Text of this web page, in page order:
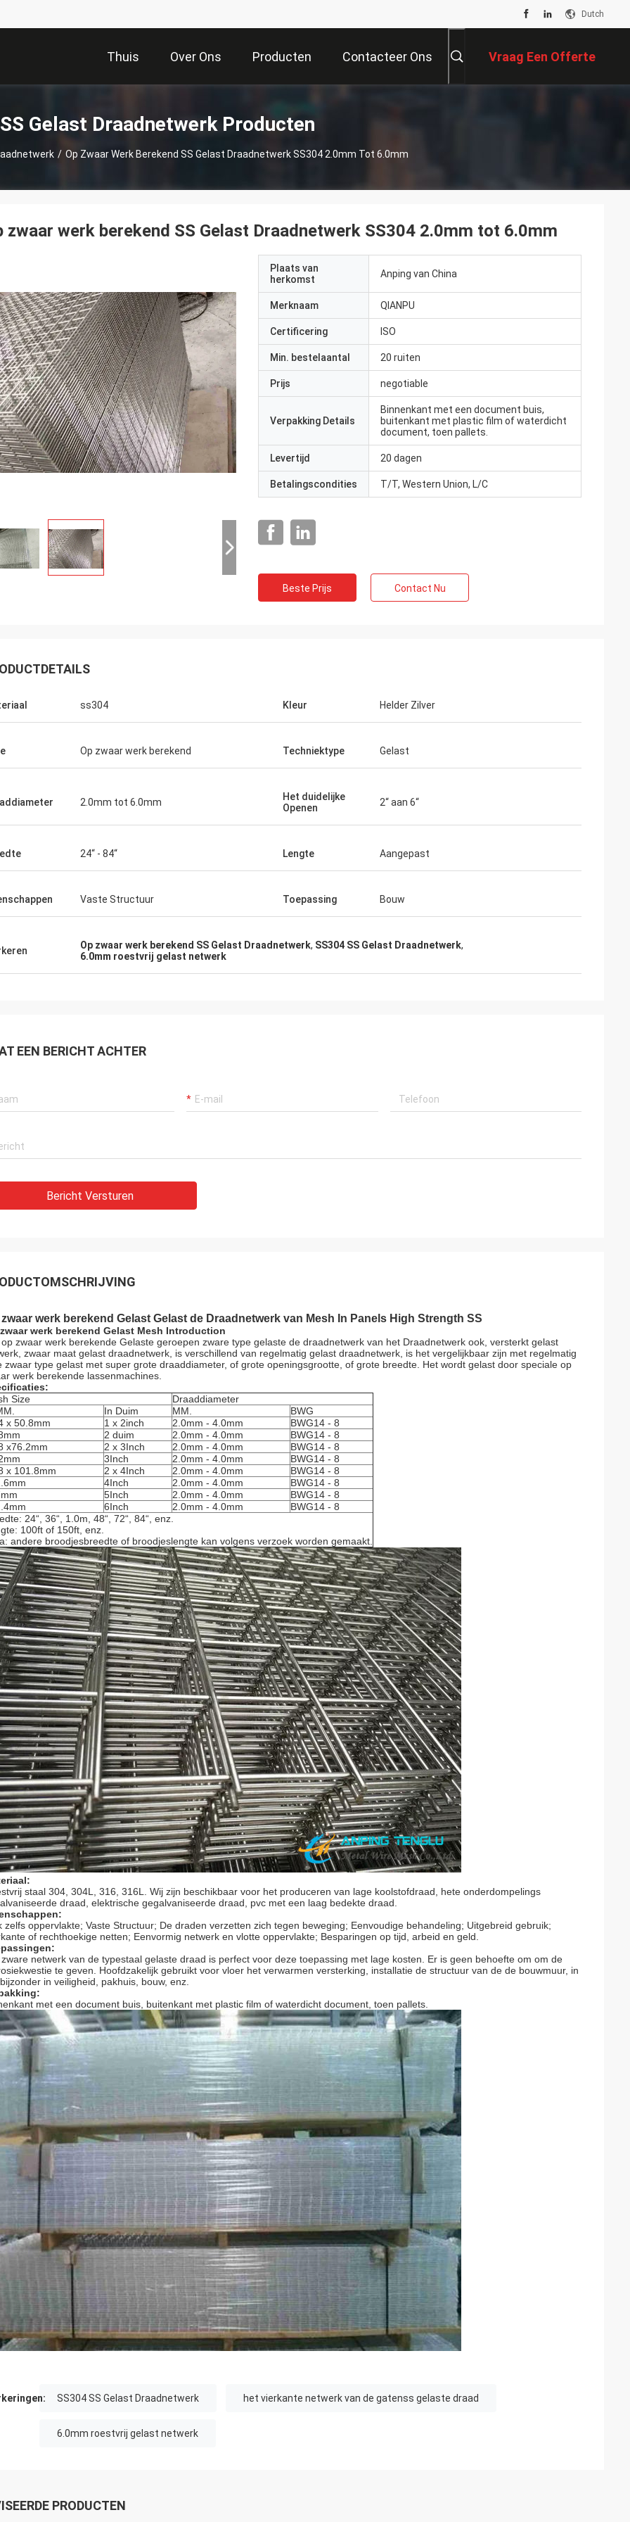
Dutch
Thuis Over Ons Producten Contacteer Ons Vraag Een Offerte
SS Gelast Draadnetwerk Producten
/ Op Zwaar Werk Berekend SS Gelast Draadnetwerk SS304 2.0mm Tot 6.0mm
zwaar werk berekend SS Gelast Draadnetwerk SS304 2.0mm tot 6.0mm
Plaats van
herkomst
Anping van China
Merknaam QIANPU
Certificering ISO
Min. bestelaantal 20 ruiten
Prijs negotiable
Verpakking Details
Binnenkant met een document buis,
buitenkant met plastic film of waterdicht
document, toen pallets.
Levertijd 20 dagen
Betalingscondities T/T, Western Union, L/C
Beste Prijs Contact Nu
ss304 Kleur Helder Zilver
Op zwaar werk berekend Techniektype Gelast
2.0mm tot 6.0mm
Het duidelijke
Openen
2“ aan 6“
24“ - 84“ Lengte Aangepast
Vaste Structuur Toepassing Bouw
Op zwaar werk berekend SS Gelast Draadnetwerk, SS304 SS Gelast Draadnetwerk,
6.0mm roestvrij gelast netwerk
EEN BERICHT ACHTER
Bericht Versturen
werk berekend Gelast Gelast de Draadnetwerk van Mesh In Panels High Strength SS
werk berekend Gelast Mesh Introduction
zwaar werk berekende Gelaste geroepen zware type gelaste de draadnetwerk van het Draadnetwerk ook, versterkt gelast
zwaar maat gelast draadnetwerk, is verschillend van regelmatig gelast draadnetwerk, is het vergelijkbaar zijn met regelmatig
zwaar type gelast met super grote draaddiameter, of grote openingsgrootte, of grote breedte. Het wordt gelast door speciale op
werk berekende lassenmachines.
Size
Draaddiameter
In Duim MM.
BWG
x 50.8mm
1 x 2inch 2.0mm - 4.0mm
BWG14 - 8
2 duim 2.0mm - 4.0mm
BWG14 - 8
x76.2mm
2 x 3Inch 2.0mm - 4.0mm
BWG14 - 8
3Inch 2.0mm - 4.0mm
BWG14 - 8
x 101.8mm
2 x 4Inch 2.0mm - 4.0mm
BWG14 - 8
4Inch 2.0mm - 4.0mm
BWG14 - 8
5Inch 2.0mm - 4.0mm
BWG14 - 8
6Inch 2.0mm - 4.0mm
BWG14 - 8
24“, 36“, 1.0m, 48“, 72“, 84“, enz.
100ft of 150ft, enz.
andere broodjesbreedte of broodjeslengte kan volgens verzoek worden gemaakt.
staal 304, 304L, 316, 316L. Wij zijn beschikbaar voor het produceren van lage koolstofdraad, hete onderdompelings
draad, elektrische gegalvaniseerde draad, pvc met een laag bedekte draad.
zelfs oppervlakte; Vaste Structuur; De draden verzetten zich tegen beweging; Eenvoudige behandeling; Uitgebreid gebruik;
of rechthoekige netten; Eenvormig netwerk en vlotte oppervlakte; Besparingen op tijd, arbeid en geld.
netwerk van de typestaal gelaste draad is perfect voor deze toepassing met lage kosten. Er is geen behoefte om om de
te geven. Hoofdzakelijk gebruikt voor vloer het verwarmen versterking, installatie de structuur van de de bouwmuur, in
in veiligheid, pakhuis, bouw, enz.
met een document buis, buitenkant met plastic film of waterdicht document, toen pallets.
SS304 SS Gelast Draadnetwerk het vierkante netwerk van de gatenss gelaste draad
6.0mm roestvrij gelast netwerk
PRODUCTEN